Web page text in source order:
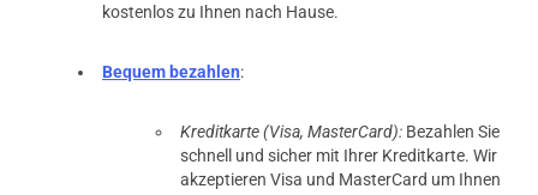
kostenlos zu Ihnen nach Hause.
Bequem bezahlen:
Kreditkarte (Visa, MasterCard): Bezahlen Sie
schnell und sicher mit Ihrer Kreditkarte. Wir
akzeptieren Visa und MasterCard um Ihnen